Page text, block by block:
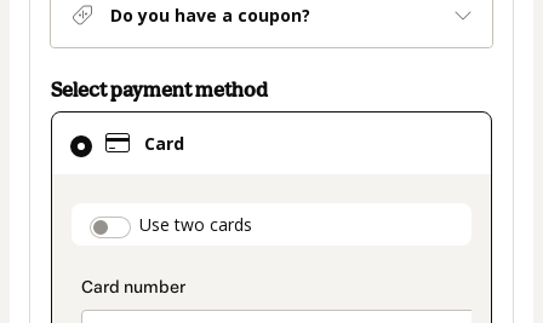
Do you have a coupon?
Select payment method
Card
payment_data.section_title_v2
Use two cards
Card
selected
method